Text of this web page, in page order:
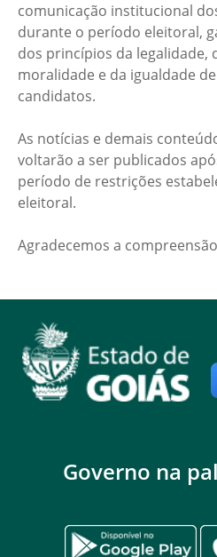
comunicação institucional
durante o período eleitoral,
dos princípios da legalidade,
moralidade e da igualdade
candidatos.
As notícias e demais
voltarão a ser publicados
período de restrições
eleitoral.
Agradecemos a
Governo na